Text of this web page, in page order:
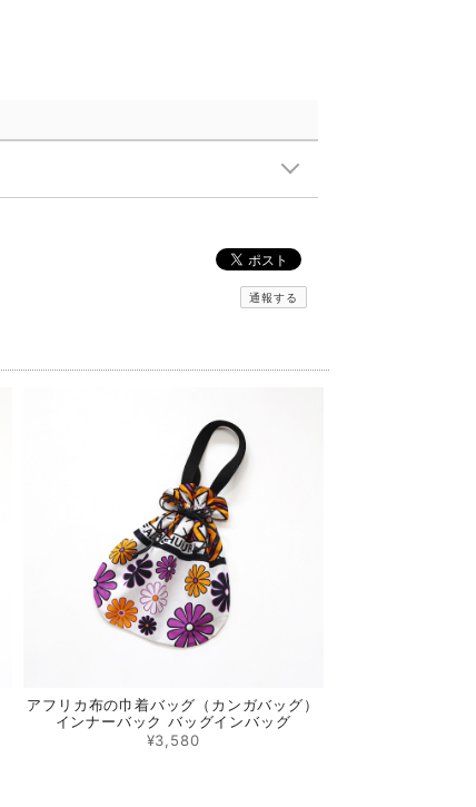
通報する
アフリカ布の巾着バッグ（カンガバッグ）
インナーバック バッグインバッグ
¥3,580